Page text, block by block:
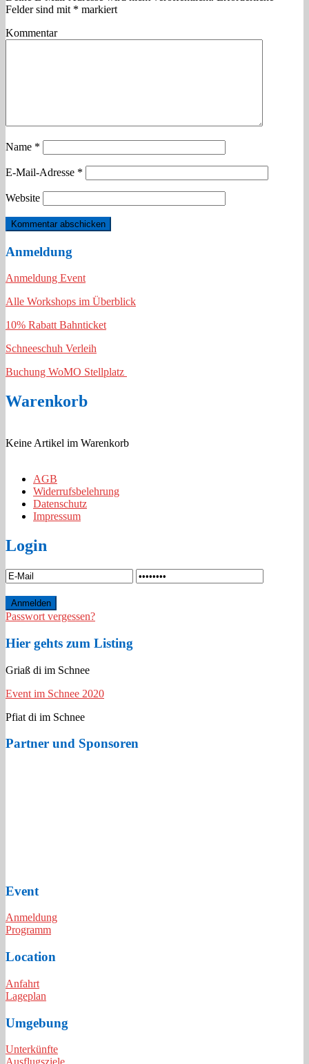
Felder sind mit * markiert
Kommentar
Name *
E-Mail-Adresse *
Website
Anmeldung
Anmeldung Event
Alle Workshops im Überblick
10% Rabatt Bahnticket
Schneeschuh Verleih
Buchung WoMO Stellplatz
Warenkorb
Keine Artikel im Warenkorb
AGB
Widerrufsbelehrung
Datenschutz
Impressum
Login
Passwort vergessen?
Hier gehts zum Listing
Griaß di im Schnee
Event im Schnee 2020
Pfiat di im Schnee
Partner und Sponsoren
Event
Anmeldung
Programm
Location
Anfahrt
Lageplan
Umgebung
Unterkünfte